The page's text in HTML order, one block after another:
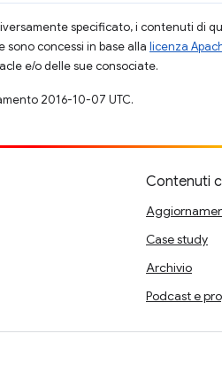
specificato, i contenuti di
sono concessi in base alla licenza
e/o delle sue consociate.
2016-10-07 UTC.
Contenuti
Case study
Archivio
Podcast e